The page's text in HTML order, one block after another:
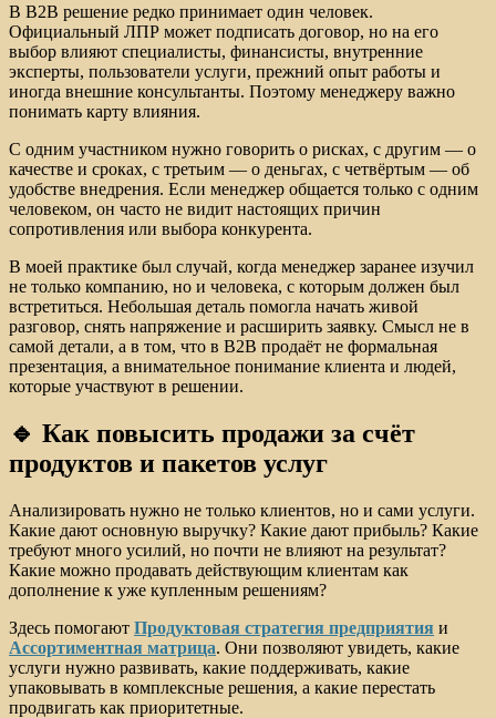
В B2B решение редко принимает один человек.
Официальный ЛПР может подписать договор, но на его
выбор влияют специалисты, финансисты, внутренние
эксперты, пользователи услуги, прежний опыт работы и
иногда внешние консультанты. Поэтому менеджеру важно
понимать карту влияния.
С одним участником нужно говорить о рисках, с другим — о
качестве и сроках, с третьим — о деньгах, с четвёртым — об
удобстве внедрения. Если менеджер общается только с одним
человеком, он часто не видит настоящих причин
сопротивления или выбора конкурента.
В моей практике был случай, когда менеджер заранее изучил
не только компанию, но и человека, с которым должен был
встретиться. Небольшая деталь помогла начать живой
разговор, снять напряжение и расширить заявку. Смысл не в
самой детали, а в том, что в B2B продаёт не формальная
презентация, а внимательное понимание клиента и людей,
которые участвуют в решении.
🔹 Как повысить продажи за счёт
продуктов и пакетов услуг
Анализировать нужно не только клиентов, но и сами услуги.
Какие дают основную выручку? Какие дают прибыль? Какие
требуют много усилий, но почти не влияют на результат?
Какие можно продавать действующим клиентам как
дополнение к уже купленным решениям?
Здесь помогают Продуктовая стратегия предприятия и
Ассортиментная матрица. Они позволяют увидеть, какие
услуги нужно развивать, какие поддерживать, какие
упаковывать в комплексные решения, а какие перестать
продвигать как приоритетные.